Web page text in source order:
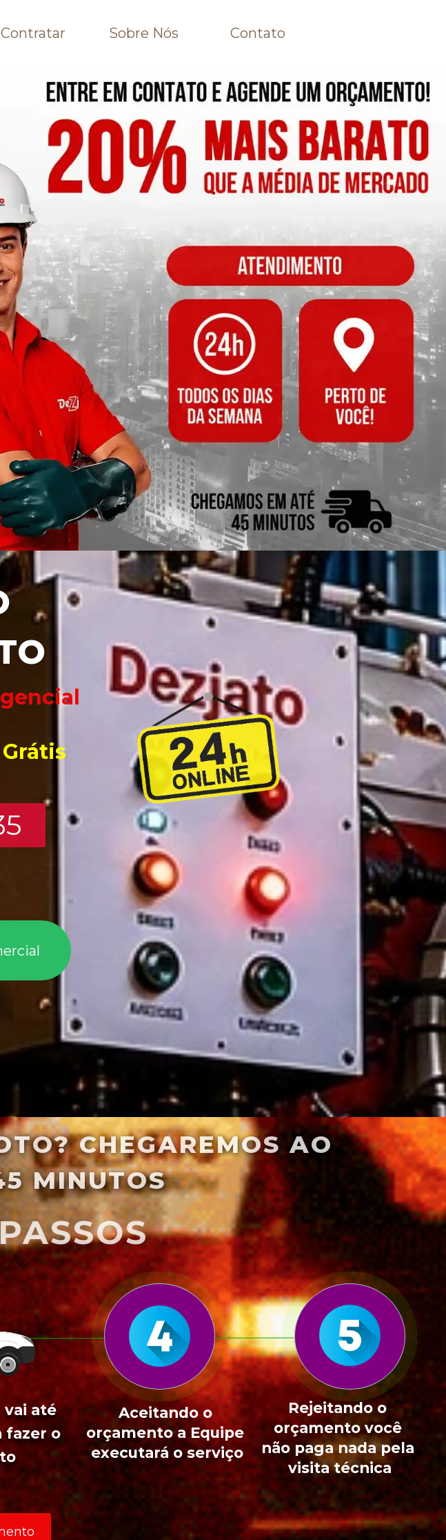
Sobre Nós Contato
CHEGAREMOS AO
MINUTOS
vai até
fazer o
Rejeitando o
orçamento você
não paga nada pela
visita técnica
Aceitando o
orçamento a Equipe
executará o serviço